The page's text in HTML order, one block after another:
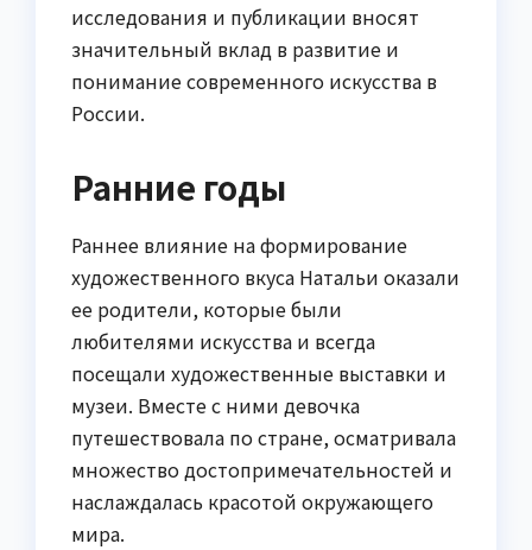
исследования и публикации вносят
значительный вклад в развитие и
понимание современного искусства в
России.
Ранние годы
Раннее влияние на формирование
художественного вкуса Натальи оказали
ее родители, которые были
любителями искусства и всегда
посещали художественные выставки и
музеи. Вместе с ними девочка
путешествовала по стране, осматривала
множество достопримечательностей и
наслаждалась красотой окружающего
мира.